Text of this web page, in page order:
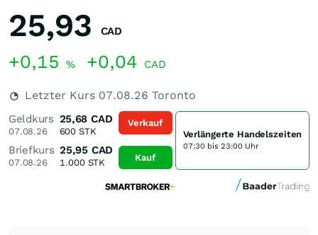
25,93 CAD
+0,15 % +0,04 CAD
Letzter Kurs 07.08.26 Toronto
Geldkurs
07.08.26
25,68 CAD
600 STK
Briefkurs
07.08.26
25,95 CAD
1.000STK
Verkauf
Kauf
Verlängerte Handelszeiten
07:30 bis 23:00 Uhr